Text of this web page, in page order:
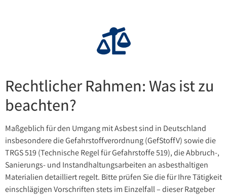
Rechtlicher Rahmen: Was ist zu
beachten?
Maßgeblich für den Umgang mit Asbest sind in Deutschland
insbesondere die Gefahrstoffverordnung (GefStoffV) sowie die
TRGS 519 (Technische Regel für Gefahrstoffe 519), die Abbruch-,
Sanierungs- und Instandhaltungsarbeiten an asbesthaltigen
Materialien detailliert regelt. Bitte prüfen Sie die für Ihre Tätigkeit
einschlägigen Vorschriften stets im Einzelfall – dieser Ratgeber